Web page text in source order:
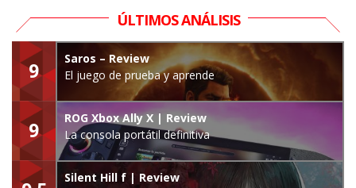
ÚLTIMOS ANÁLISIS
9
Saros – Review
El juego de prueba y aprende
9
ROG Xbox Ally X | Review
La consola portátil definitiva
Silent Hill f | Review